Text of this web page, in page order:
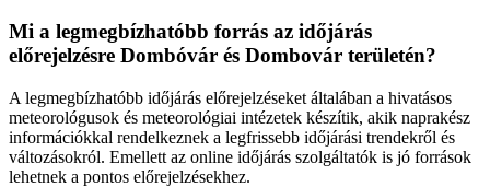
Mi a legmegbízhatóbb forrás az időjárás
előrejelzésre Dombóvár és Dombovár területén?
A legmegbízhatóbb időjárás előrejelzéseket általában a hivatásos
meteorológusok és meteorológiai intézetek készítik, akik naprakész
információkkal rendelkeznek a legfrissebb időjárási trendekről és
változásokról. Emellett az online időjárás szolgáltatók is jó források
lehetnek a pontos előrejelzésekhez.